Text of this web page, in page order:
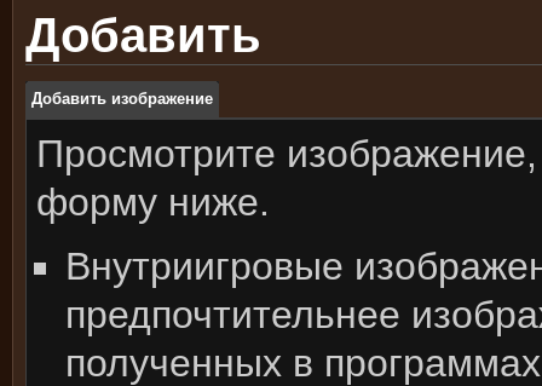
Добавить
Добавить изображение
Просмотрите изображение,
форму ниже.
Внутриигровые
предпочтительнее
полученных в